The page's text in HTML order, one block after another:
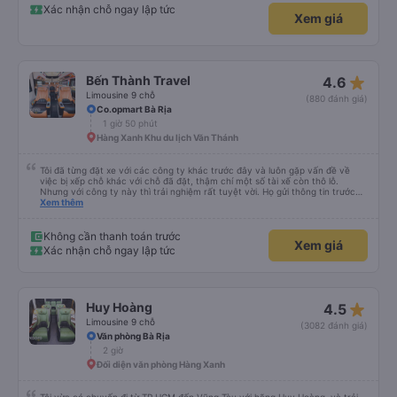
quy định rõ ràng về việc giữ im lặng (tắt âm thanh điện thoại) vào ban đêm
để tránh làm phiền hành khách khác ngủ. Ngoài ra, nhà xe nên dán sẵn mật
khẩu Wi-Fi trong xe để hành khách dễ dàng sử dụng. Tôi vẫn sẽ tiếp tục ủng
Xác nhận chỗ ngay lập tức
Xem giá
Bến Thành Travel
Limousine 9 chỗ
4.6 star_rate
(880 đánh giá)
Co.opmart Bà Rịa
1 giờ 50 phút
Hàng Xanh Khu du lịch Văn Thánh
Tôi đã từng đặt xe với các công ty khác trước đây và luôn gặp vấn đề về
việc bị xếp chỗ khác với chỗ đã đặt, thậm chí một số tài xế còn thô lỗ.
Nhưng với công ty này thì trải nghiệm rất tuyệt vời. Họ gửi thông tin trước
nên tôi biết khi nào tài xế sẽ đến, đón tôi tại địa chỉ và xếp tôi ngồi đúng chỗ
này. Tôi thường xuyên sử dụng dịch vụ xe limousine để đi lại giữa Thành phố
Hồ Chí Minh và Vũng Tàu. Trải nghiệm tuyệt vời, 👍🏽
Xem thêm
Không cần thanh toán trước
Xác nhận chỗ ngay lập tức
Xem giá
Huy Hoàng
Limousine 9 chỗ
4.5 star_rate
(3082 đánh giá)
Văn phòng Bà Rịa
2 giờ
Đối diện văn phòng Hàng Xanh